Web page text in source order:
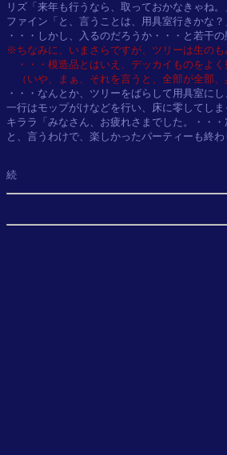
リズ「来年も行うなら、取っておかなきゃね。
ファイン「と、言うことは、用具室行きかな？
※ちなみに、いまさらですが、ツリーは生の
・・・模造品とはいえ、デッカイものをよ
（いや、まぁ、それを言うと、全部が全部
・・・なんとか、ツリーをばらして用具室に
一行はモップがけなどを行い、床に零してし
キララ「みなさん、お疲れさまでした。・・
と、言うわけで、楽しかったパーティーも終
続